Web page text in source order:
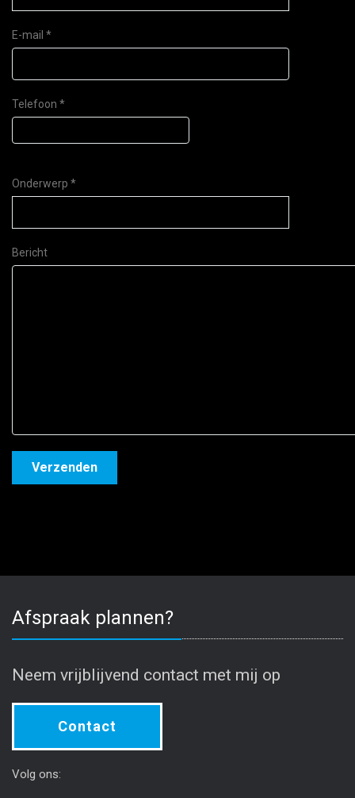
E-mail *
Telefoon *
Onderwerp *
Bericht
Afspraak plannen?
Neem vrijblijvend contact met mij op
Contact
Volg ons: